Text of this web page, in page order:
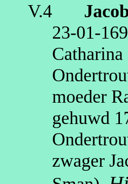
V.4
Catharina
moeder
gehuwd
zwager